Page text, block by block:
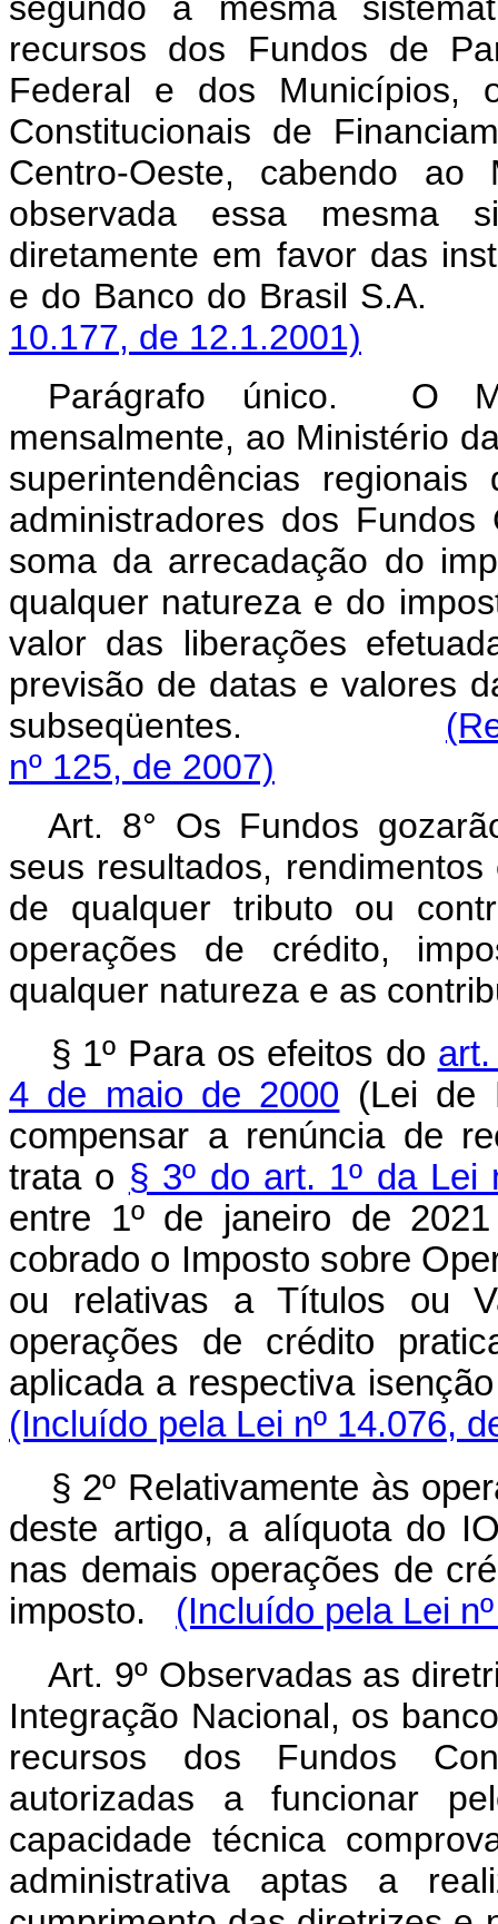
recursos dos Fundos de
Federal e dos Municípios,
Constitucionais de
Centro-Oeste, cabendo ao
observada essa mesma
diretamente em favor das
e do Banco do
10.177, de 12.1.2001)
Parágrafo único. O
mensalmente, ao Ministério
superintendências
administradores dos
soma da arrecadação do
qualquer natureza e do
valor das liberações
previsão de datas e valores
subseqüentes.
nº 125, de 2007)
Art. 8° Os Fundos
seus resultados,
de qualquer tributo ou
operações de crédito,
qualquer natureza e as
§ 1º Para os efeitos do
4 de maio de 2000 (Lei de
compensar a renúncia de
trata o § 3º do art. 1º da
entre 1º de janeiro de
cobrado o Imposto sobre
ou relativas a Títulos ou
operações de crédito
aplicada a respectiva
(Incluído pela Lei nº 14.076,
§ 2º Relativamente às
deste artigo, a alíquota do
nas demais operações de
imposto.
(Incluído pela Lei
Art. 9º Observadas as
Integração Nacional, os
recursos dos Fundos
autorizadas a funcionar
capacidade técnica
administrativa aptas a